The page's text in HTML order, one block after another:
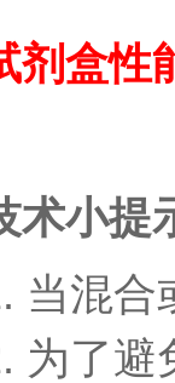
剂盒性
术小提
当混合
为了避